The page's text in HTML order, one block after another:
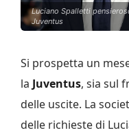
Luciano Spalletti
Juventus
Si prospetta un
la Juventus, sia sul
delle uscite. La
delle richieste di